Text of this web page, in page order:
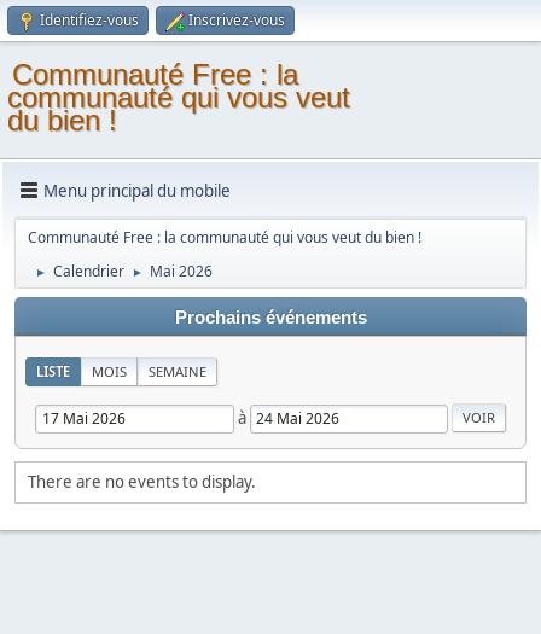
Identifiez-vous Inscrivez-vous
Communauté Free : la
communauté qui vous veut
du bien !
Menu principal du mobile
Communauté Free : la communauté qui vous veut du bien !
► Calendrier ► Mai 2026
Prochains événements
LISTE MOIS SEMAINE
à
There are no events to display.